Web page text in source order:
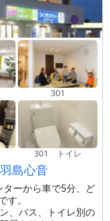
301
301 トイレ
島心音
ーから車で5分、ど
。
、バス、トイレ別の